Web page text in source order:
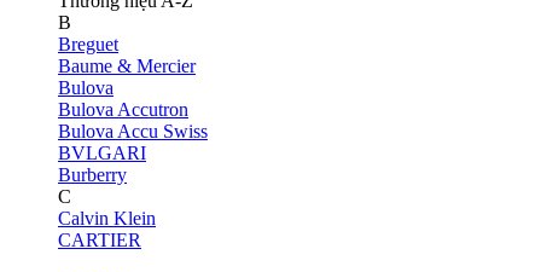
B
Breguet
Baume & Mercier
Bulova
Bulova Accutron
Bulova Accu Swiss
BVLGARI
Burberry
C
Calvin Klein
CARTIER